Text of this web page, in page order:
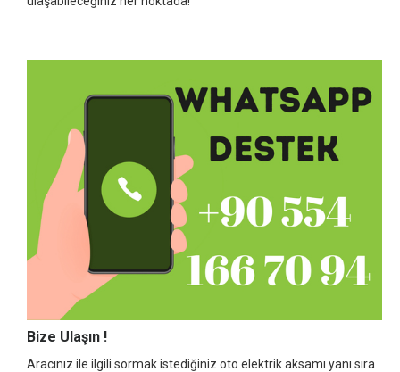
Bize Ulaşın !
Aracınız ile ilgili sormak istediğiniz oto elektrik aksamı yanı sıra